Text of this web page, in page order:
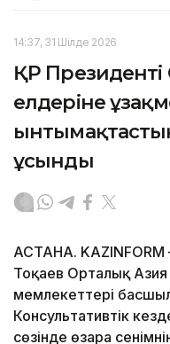
14:37, 31 Шілде 2026
ҚР
елдеріне
ұсынды
АСТАНА.
Тоқаев Орталық
мемлекеттері
Консультативтік
сөзінде өзара